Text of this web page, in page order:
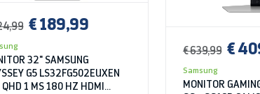
€ 189,99
32" SAMSUNG
G5 LS32FG502EUXEN
QHD 1 MS 180 HZ HDMI
€ 639,99 €
Samsung
MONITOR